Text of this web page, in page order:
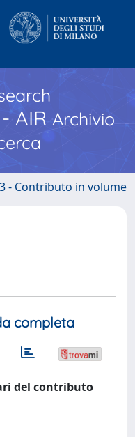
- AIR Archivio
- Contributo in volume
completa
del contributo